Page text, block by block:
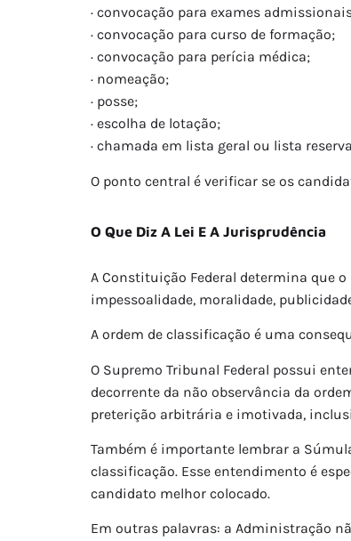
· convocação para exames
· convocação para curso de formação;
· convocação para perícia médica;
· nomeação;
· posse;
· escolha de lotação;
· chamada em lista geral ou lista
O ponto central é verificar se os
O Que Diz A Lei E A Jurisprudência
A Constituição Federal determina que
impessoalidade, moralidade,
A ordem de classificação é uma
O Supremo Tribunal Federal possui
decorrente da não observância da
preterição arbitrária e imotivada,
Também é importante lembrar a
classificação. Esse entendimento é
candidato melhor colocado.
Em outras palavras: a Administração